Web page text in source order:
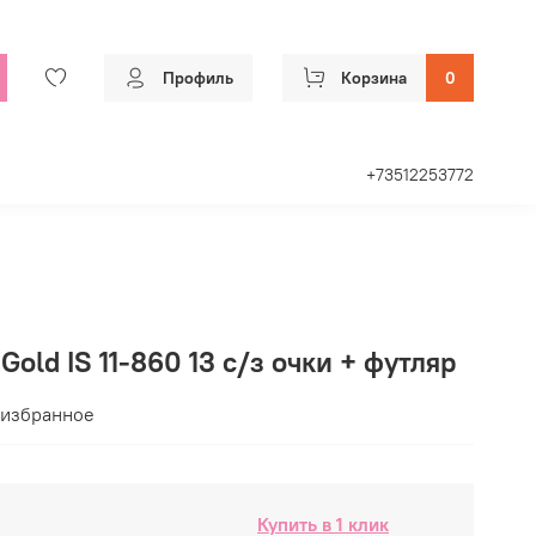
Профиль Корзина 0
+73512253772
IS 11-860 13 с/з очки + футляр
Купить в 1 клик